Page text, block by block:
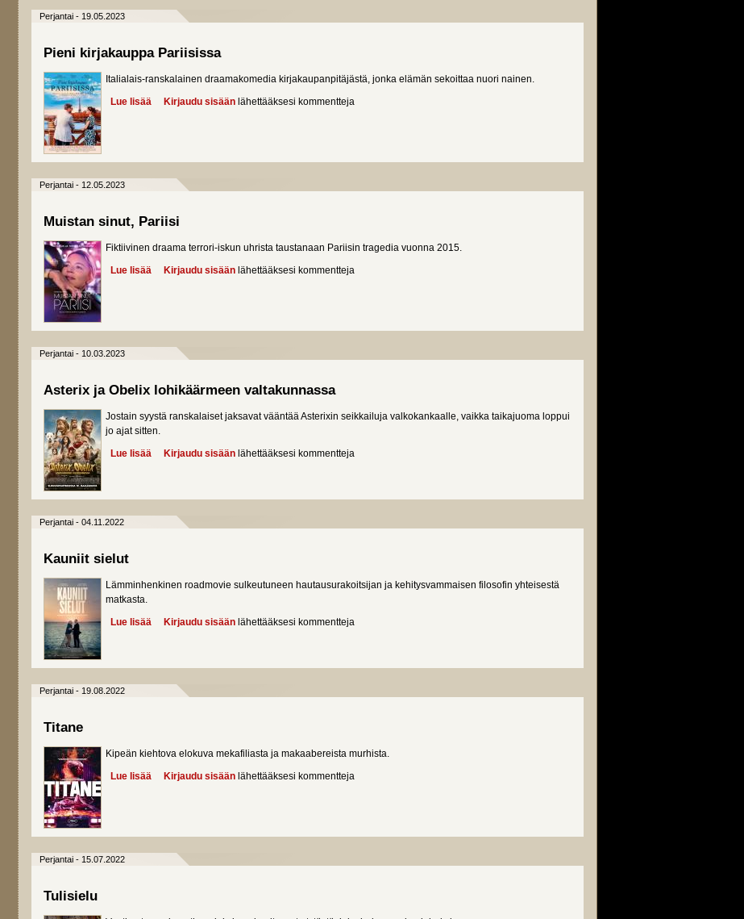
Perjantai - 19.05.2023
Pieni kirjakauppa Pariisissa
Italialais-ranskalainen draamakomedia kirjakaupanpitäjästä, jonka elämän sekoittaa nuori nainen.
Lue lisää about Pieni kirjakauppa Pariisissa
Kirjaudu sisään lähettääksesi kommentteja
Perjantai - 12.05.2023
Muistan sinut, Pariisi
Fiktiivinen draama terrori-iskun uhrista taustanaan Pariisin tragedia vuonna 2015.
Lue lisää about Muistan sinut, Pariisi
Kirjaudu sisään lähettääksesi kommentteja
Perjantai - 10.03.2023
Asterix ja Obelix lohikäärmeen valtakunnassa
Jostain syystä ranskalaiset jaksavat vääntää Asterixin seikkailuja valkokankaalle, vaikka taikajuoma loppui
jo ajat sitten.
Lue lisää about Asterix ja Obelix lohikäärmeen valtakunnassa
Kirjaudu sisään lähettääksesi kommentteja
Perjantai - 04.11.2022
Kauniit sielut
Lämminhenkinen roadmovie sulkeutuneen hautausurakoitsijan ja kehitysvammaisen filosofin yhteisestä
matkasta.
Lue lisää about Kauniit sielut
Kirjaudu sisään lähettääksesi kommentteja
Perjantai - 19.08.2022
Titane
Kipeän kiehtova elokuva mekafiliasta ja makaabereista murhista.
Lue lisää about Titane
Kirjaudu sisään lähettääksesi kommentteja
Perjantai - 15.07.2022
Tulisielu